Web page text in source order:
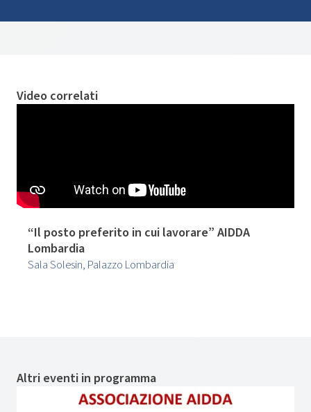
Video correlati
“Il posto preferito in cui lavorare” AIDDA
Lombardia
Sala Solesin, Palazzo Lombardia
Altri eventi in programma